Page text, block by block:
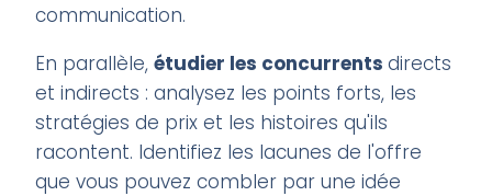
communication.
En parallèle,étudier les concurrentsdirects
et indirects : analysez les points forts, les
stratégies de prix et les histoires qu'ils
racontent. Identifiez les lacunes de l'offre
que vous pouvez combler par une idée